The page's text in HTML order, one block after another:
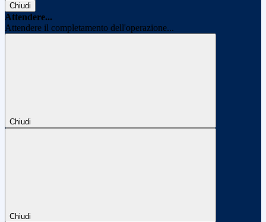
Chiudi
Attendere...
Attendere il completamento dell'operazione...
Chiudi
Chiudi